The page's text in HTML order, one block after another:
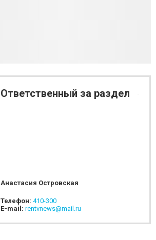
Ответственный за раздел
Анастасия Островская
Телефон: 410-300
E-mail: rentvnews@mail.ru